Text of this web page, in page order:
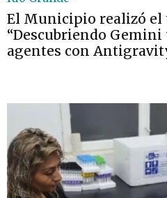
El Municipio realizó el
“Descubriendo Gemini
agentes con